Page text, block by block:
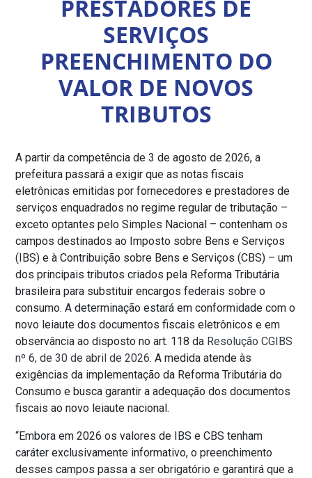
PRESTADORES DE
SERVIÇOS
PREENCHIMENTO DO
VALOR DE NOVOS
TRIBUTOS
A partir da competência de 3 de agosto de 2026, a
prefeitura passará a exigir que as notas fiscais
eletrônicas emitidas por fornecedores e prestadores de
serviços enquadrados no regime regular de tributação –
exceto optantes pelo Simples Nacional – contenham os
campos destinados ao Imposto sobre Bens e Serviços
(IBS) e à Contribuição sobre Bens e Serviços (CBS) – um
dos principais tributos criados pela Reforma Tributária
brasileira para substituir encargos federais sobre o
consumo. A determinação estará em conformidade com o
novo leiaute dos documentos fiscais eletrônicos e em
observância ao disposto no art. 118 da Resolução CGIBS
nº 6, de 30 de abril de 2026. A medida atende às
exigências da implementação da Reforma Tributária do
Consumo e busca garantir a adequação dos documentos
fiscais ao novo leiaute nacional.
“Embora em 2026 os valores de IBS e CBS tenham
caráter exclusivamente informativo, o preenchimento
desses campos passa a ser obrigatório e garantirá que a